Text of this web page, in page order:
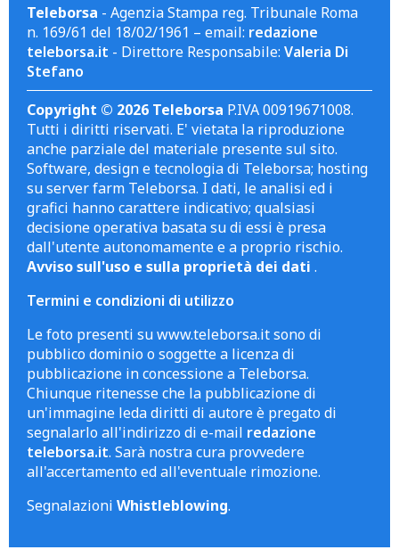
Teleborsa - Agenzia Stampa reg. Tribunale Roma
n. 169/61 del 18/02/1961 – email: redazione
teleborsa.it - Direttore Responsabile: Valeria Di
Stefano
Copyright © 2026 Teleborsa P.IVA 00919671008.
Tutti i diritti riservati. E' vietata la riproduzione
anche parziale del materiale presente sul sito.
Software, design e tecnologia di Teleborsa; hosting
su server farm Teleborsa. I dati, le analisi ed i
grafici hanno carattere indicativo; qualsiasi
decisione operativa basata su di essi è presa
dall'utente autonomamente e a proprio rischio.
Avviso sull'uso e sulla proprietà dei dati .
Termini e condizioni di utilizzo
Le foto presenti su www.teleborsa.it sono di
pubblico dominio o soggette a licenza di
pubblicazione in concessione a Teleborsa.
Chiunque ritenesse che la pubblicazione di
un'immagine leda diritti di autore è pregato di
segnalarlo all'indirizzo di e-mail redazione
teleborsa.it. Sarà nostra cura provvedere
all'accertamento ed all'eventuale rimozione.
Segnalazioni Whistleblowing.